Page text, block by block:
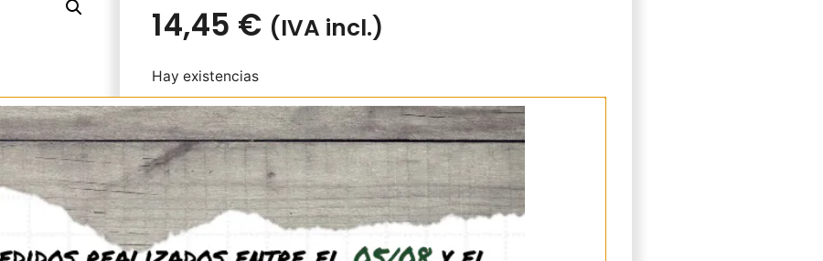
14,45 € (IVA incl.)
Hay existencias
Añadir al carrito
La serie Antmod consta de diferentes módulos acrilicos para crear el
hormiguero a tu gusto y poderlo ampliar a medida que crece tu
colonia.